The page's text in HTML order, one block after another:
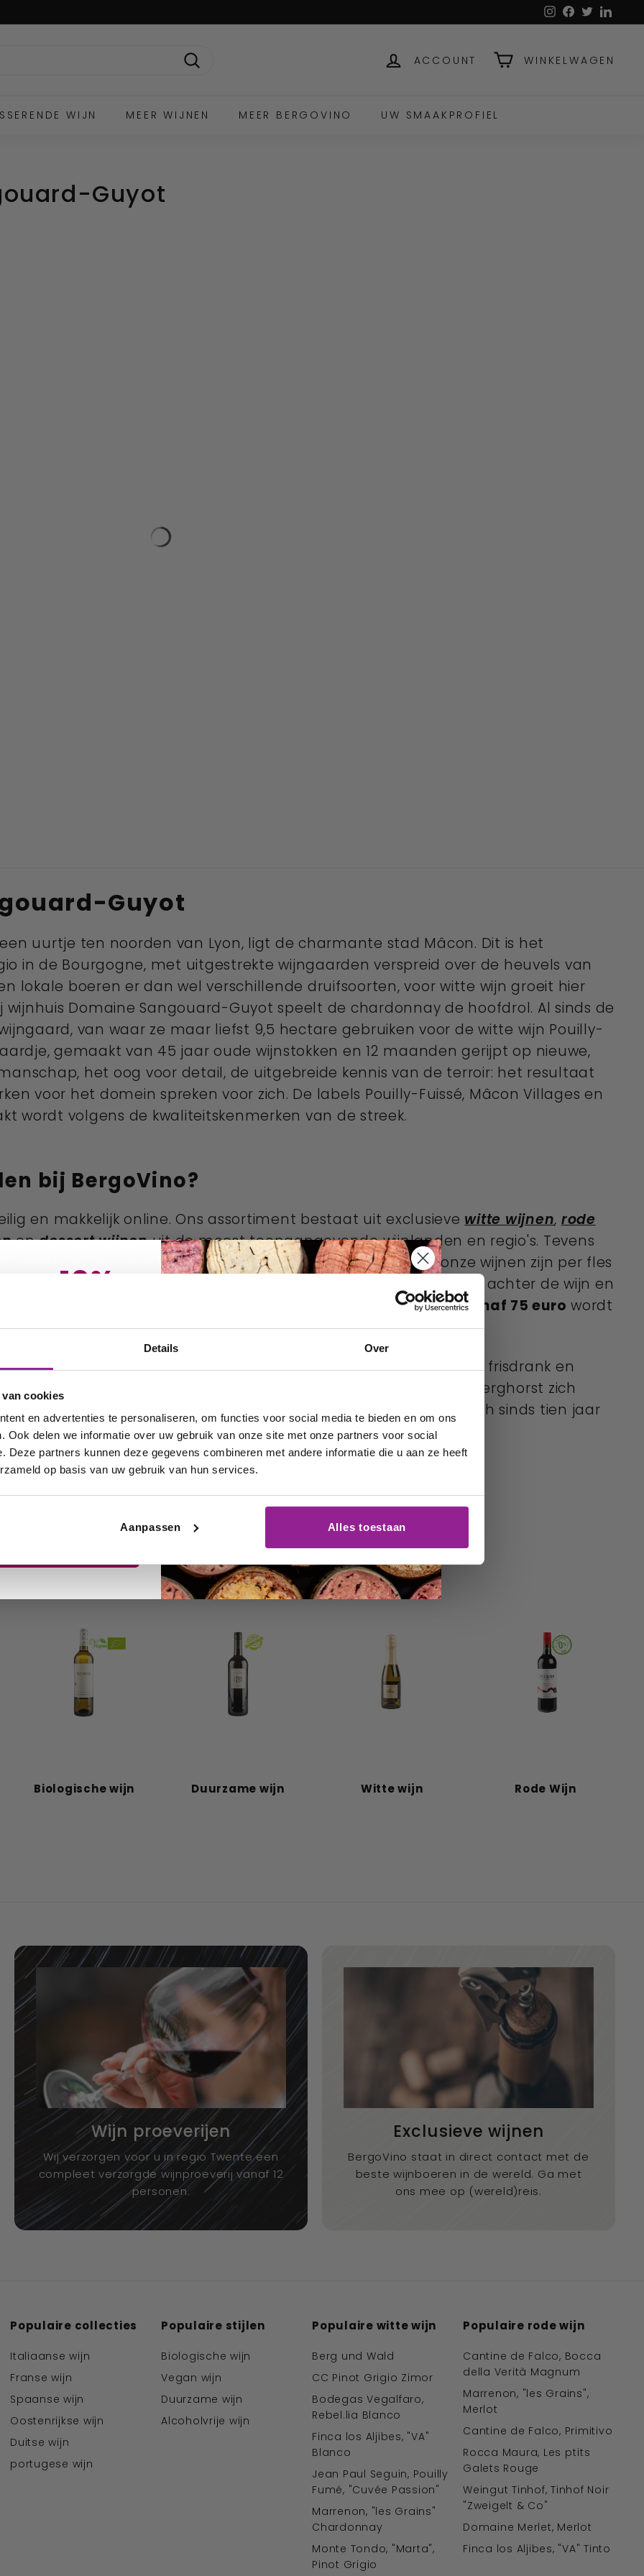
Details Over
cookies
en advertenties te personaliseren, om functies voor social media te bieden en om ons
Ook delen we informatie over uw gebruik van onze site met onze partners voor social
Deze partners kunnen deze gegevens combineren met andere informatie die u aan ze heeft
op basis van uw gebruik van hun services.
Aanpassen Alles toestaan
Instagram
Facebook
Twitter
ACCOUNT WINKELWAGEN
WIJN MEER WIJNEN MEER BERGOVINO UW SMAAKPROFIEL
Guyot
Guyot
uurtje ten noorden van Lyon, ligt de charmante stad Mâcon. Dit is het
in de Bourgogne, met uitgestrekte wijngaarden verspreid over de heuvels van
lokale boeren er dan wel verschillende druifsoorten, voor witte wijn groeit hier
Domaine Sangouard-Guyot speelt de chardonnay de hoofdrol. Al sinds de
van waar ze maar liefst 9,5 hectare gebruiken voor de witte wijn Pouilly-
gemaakt van 45 jaar oude wijnstokken en 12 maanden gerijpt op nieuwe,
het oog voor detail, de uitgebreide kennis van de terroir: het resultaat
voor het domein spreken voor zich. De labels Pouilly-Fuissé, Mâcon Villages en
wordt volgens de kwaliteitskenmerken van de streek.
bij BergoVino?
en makkelijk online. Ons assortiment bestaat uit exclusieve witte wijnen, rode
en dessert wijnen uit de meest toonaangevende wijnlanden en regio's. Tevens
vegan (veganistische), biologische en duurzame wijnen. Al onze wijnen zijn per fles
unieke
, zodat u het verhaal achter de wijn en
om uw wijn binnen twee dagen bij u thuis te bezorgen. Vanaf 75 euro wordt
sinds 1870 actief als drankproducent, distributeur van bier en frisdrank en
gevestigde slijterij BergoVino (1979) specialiseerde de familie Berghorst zich
overname van Bos Wijnimport focust
Berghorst Wijnimport
zich sinds tien jaar
betaalbare prijs.
Biologische wijn Duurzame wijn Witte wijn Rode Wijn
Wijn proeverijen
Wij verzorgen voor u in regio Twente een
compleet verzorgde wijnproeverij vanaf 12
personen.
Exclusieve wijnen
BergoVino staat in direct contact met de
beste wijnboeren in de wereld. Ga met
ons mee op (wereld)reis.
Populaire collecties
Italiaanse wijn
Franse wijn
Spaanse wijn
Oostenrijkse wijn
Duitse wijn
portugese wijn
Populaire stijlen
Biologische wijn
Vegan wijn
Duurzame wijn
Alcoholvrije wijn
Populaire witte wijn
Berg und Wald
CC Pinot Grigio Zimor
Bodegas Vegalfaro,
Rebel.lia Blanco
Finca los Aljibes, "VA"
Blanco
Jean Paul Seguin, Pouilly
Fumé, "Cuvée Passion"
Marrenon, "les Grains"
Chardonnay
Monte Tondo, "Marta",
Pinot Grigio
Populaire rode wijn
Cantine de Falco, Bocca
della Verità Magnum
Marrenon, "les Grains",
Merlot
Cantine de Falco, Primitivo
Rocca Maura, Les ptits
Galets Rouge
Weingut Tinhof, Tinhof Noir
"Zweigelt & Co"
Domaine Merlet, Merlot
Finca los Aljibes, "VA" Tinto
10%
op uw
u graag op de
onze acties,
en uw
wijnen!